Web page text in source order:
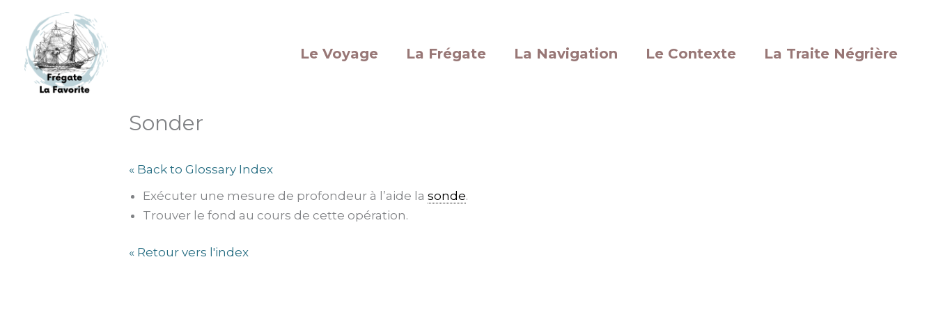
contenu
Le Voyage La Frégate La Navigation Le Contexte La Traite Négrière
Sonder
« Back to Glossary Index
Exécuter une mesure de profondeur à l’aide lasonde.
Trouver le fond au cours de cette opération.
« Retour vers l'index